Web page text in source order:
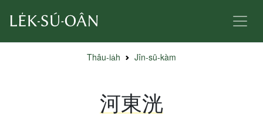
Thâu-ia̍h Jîn-sū-kàm
河東洸